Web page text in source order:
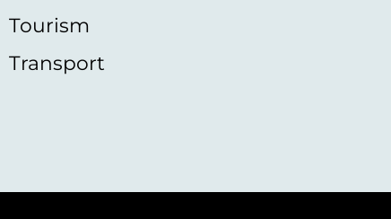
Tourism
Transport